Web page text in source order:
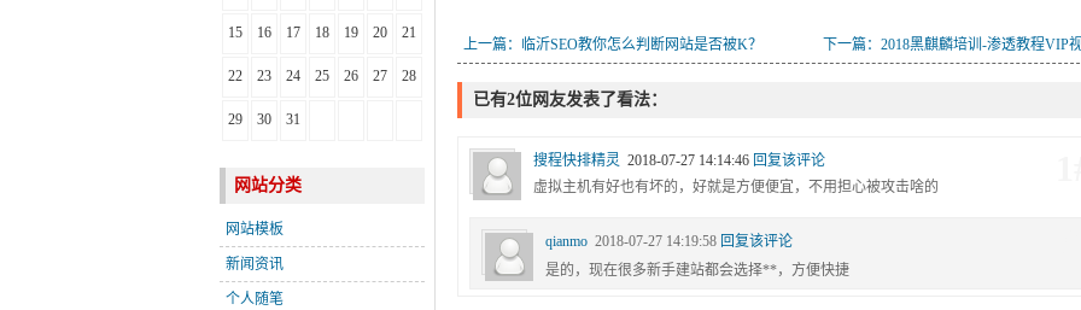
15 16 17 18 19 20 21
22 23 24 25 26 27 28
29 30 31
网站分类
网站模板
新闻资讯
个人随笔
上一篇：临沂SEO教你怎么判断网站是否被K？ 下一篇：2018黑麒麟培训-渗透教程VIP
已有2位网友发表了看法：
搜程快排精灵 2018-07-27 14:14:46 回复该评论
虚拟主机有好也有坏的，好就是方便便宜，不用担心被攻击啥的
qianmo 2018-07-27 14:19:58 回复该评论
是的，现在很多新手建站都会选择**，方便快捷